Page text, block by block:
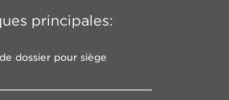
principales:
dossier pour siège